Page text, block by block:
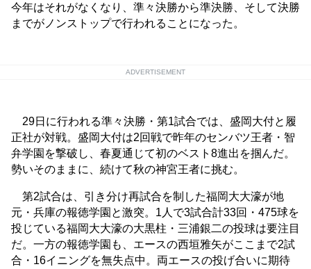
今年はそれがなくなり、準々決勝から準決勝、そして決勝
までがノンストップで行われることになった。
ADVERTISEMENT
29日に行われる準々決勝・第1試合では、盛岡大付と履
正社が対戦。盛岡大付は2回戦で昨年のセンバツ王者・智
弁学園を撃破し、春夏通じて初のベスト8進出を掴んだ。
勢いそのままに、続けて秋の神宮王者に挑む。
第2試合は、引き分け再試合を制した福岡大大濠が地
元・兵庫の報徳学園と激突。1人で3試合計33回・475球を
投じている福岡大大濠の大黒柱・三浦銀二の投球は要注目
だ。一方の報徳学園も、エースの西垣雅矢がここまで2試
合・16イニングを無失点中。両エースの投げ合いに期待